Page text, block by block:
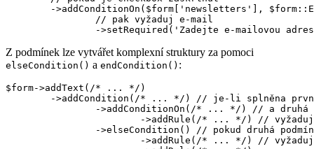
Z podmínek lze vytvářet komplexní struktury za pomoci
elseCondition() a endCondition() :
$form->addText(/* ... */)